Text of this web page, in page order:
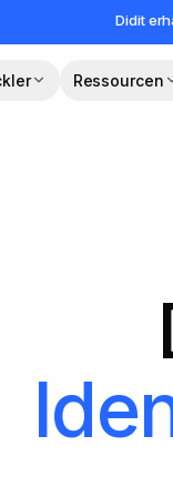
Didit
Ressourcen